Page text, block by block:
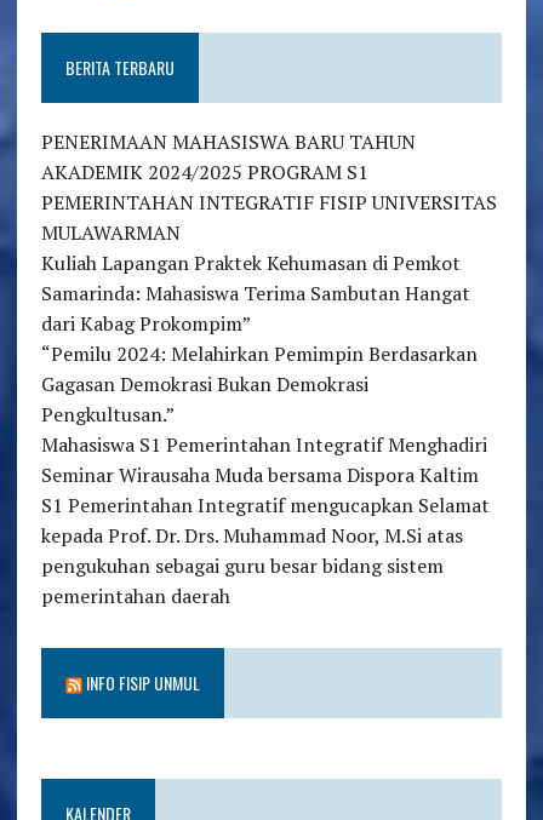
BERITA TERBARU
PENERIMAAN MAHASISWA BARU TAHUN
AKADEMIK 2024/2025 PROGRAM S1
PEMERINTAHAN INTEGRATIF FISIP UNIVERSITAS
MULAWARMAN
Kuliah Lapangan Praktek Kehumasan di Pemkot
Samarinda: Mahasiswa Terima Sambutan Hangat
dari Kabag Prokompim”
“Pemilu 2024: Melahirkan Pemimpin Berdasarkan
Gagasan Demokrasi Bukan Demokrasi
Pengkultusan.”
Mahasiswa S1 Pemerintahan Integratif Menghadiri
Seminar Wirausaha Muda bersama Dispora Kaltim
S1 Pemerintahan Integratif mengucapkan Selamat
kepada Prof. Dr. Drs. Muhammad Noor, M.Si atas
pengukuhan sebagai guru besar bidang sistem
pemerintahan daerah
INFO FISIP UNMUL
KALENDER